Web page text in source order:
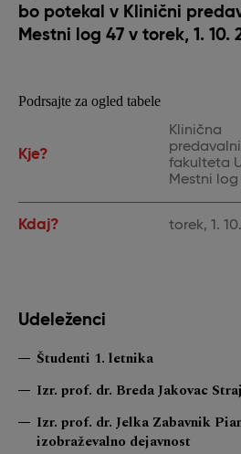
bo potekal v Klinični
Mestni log 47 v torek, 1. 10.
Podrsajte za ogled tabele
Kje?
Klinična
fakulteta
Mestni log
Kdaj? torek, 1.
Udeleženci
Študenti 1. letnika
Izr. prof. dr. Breda Jakovac
Izr. prof. dr. Jelka Zabavnik
izobraževalno dejavnost